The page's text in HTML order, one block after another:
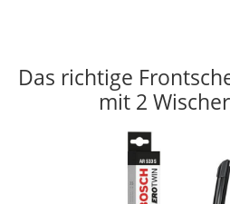
Das richtige
mit 2